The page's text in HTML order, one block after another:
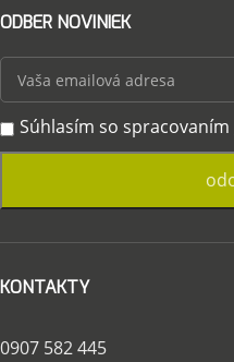
ODBER NOVINIEK
Súhlasím so spracovaním
KONTAKTY
0907 582 445